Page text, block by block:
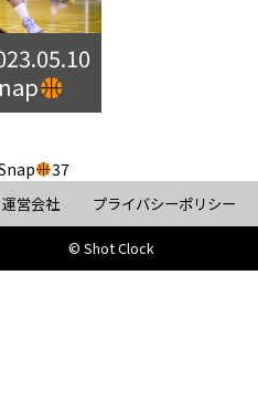
37
運営会社 プライバシーポリシー
© Shot Clock